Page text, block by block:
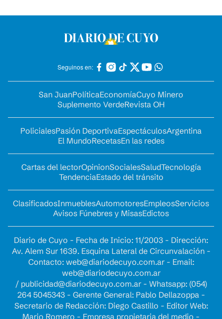
Seguinos en:
San JuanPolíticaEconomíaCuyo Minero
Suplemento VerdeRevista OH
PolicialesPasión DeportivaEspectáculosArgentina
El MundoRecetasEn las redes
Cartas del lectorOpinionSocialesSaludTecnología
TendenciaEstado del tránsito
ClasificadosInmueblesAutomotoresEmpleosServicios
Avisos Fúnebres y MisasEdictos
Diario de Cuyo - Fecha de Inicio: 11/2003 - Dirección:
Av. Alem Sur 1639. Esquina Lateral de Circunvalación -
Contacto: web@diariodecuyo.com.ar- Email:
web@diariodecuyo.com.ar
/ publicidad@diariodecuyo.com.ar- Whatsapp: (054)
264 5045343 - Gerente General: Pablo Dellazoppa -
Secretario de Redacción: Diego Castillo - Editor Web:
Mario Romero - Empresa propietaria del medio -